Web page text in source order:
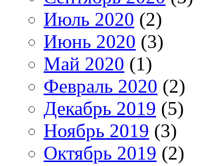
Июль 2020 (2)
Июнь 2020 (3)
Май 2020 (1)
Февраль 2020 (2)
Декабрь 2019 (5)
Ноябрь 2019 (3)
Октябрь 2019 (2)